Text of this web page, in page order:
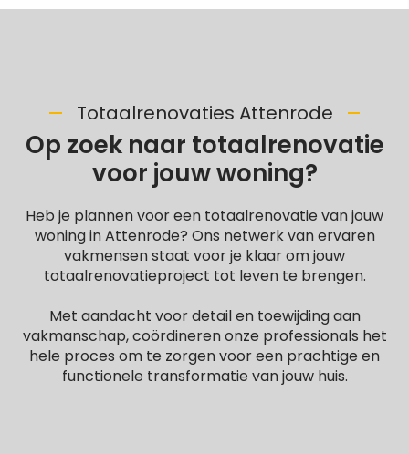
Totaalrenovaties Attenrode
Op zoek naar totaalrenovatie
voor jouw woning?
Heb je plannen voor een totaalrenovatie van jouw
woning in Attenrode? Ons netwerk van ervaren
vakmensen staat voor je klaar om jouw
totaalrenovatieproject tot leven te brengen.
Met aandacht voor detail en toewijding aan
vakmanschap, coördineren onze professionals het
hele proces om te zorgen voor een prachtige en
functionele transformatie van jouw huis.